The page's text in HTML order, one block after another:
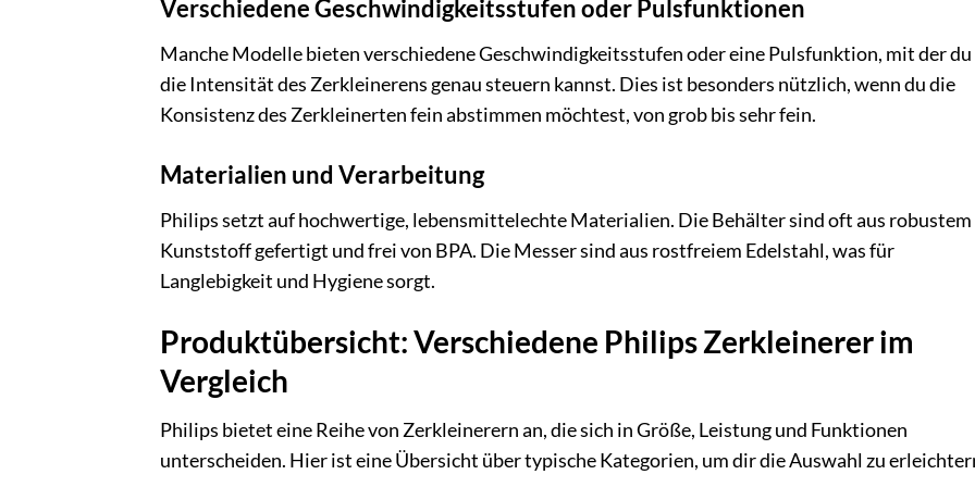
Verschiedene Geschwindigkeitsstufen oder Pulsfunktionen
Manche Modelle bieten verschiedene Geschwindigkeitsstufen oder eine Pulsfunktion, mit der du
die Intensität des Zerkleinerens genau steuern kannst. Dies ist besonders nützlich, wenn du die
Konsistenz des Zerkleinerten fein abstimmen möchtest, von grob bis sehr fein.
Materialien und Verarbeitung
Philips setzt auf hochwertige, lebensmittelechte Materialien. Die Behälter sind oft aus robustem
Kunststoff gefertigt und frei von BPA. Die Messer sind aus rostfreiem Edelstahl, was für
Langlebigkeit und Hygiene sorgt.
Produktübersicht: Verschiedene Philips Zerkleinerer im
Vergleich
Philips bietet eine Reihe von Zerkleinerern an, die sich in Größe, Leistung und Funktionen
unterscheiden. Hier ist eine Übersicht über typische Kategorien, um dir die Auswahl zu